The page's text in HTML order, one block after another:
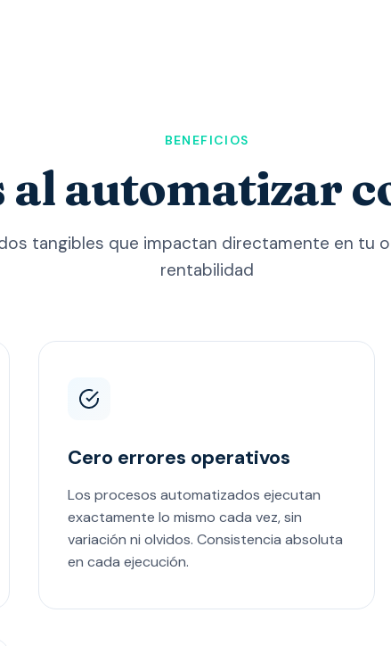
BENEFICIOS
al automatizar
tangibles que impactan directamente en tu
rentabilidad
Cero errores operativos
Los procesos automatizados ejecutan
exactamente lo mismo cada vez, sin
variación ni olvidos. Consistencia absoluta
en cada ejecución.